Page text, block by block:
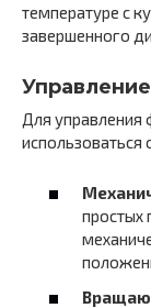
температуре с
завершенного
Для управления
использоваться
простых